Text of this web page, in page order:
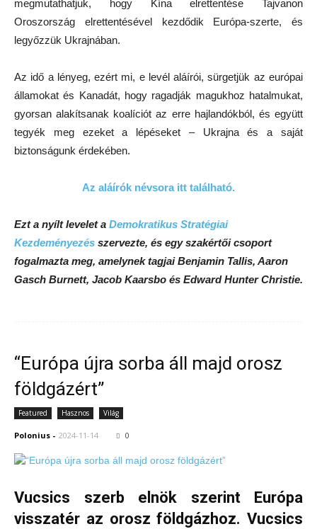
megmutathatjuk, hogy Kína elrettentése Tajvanon
Oroszország elrettentésével kezdődik Európa-szerte, és
legyőzzük Ukrajnában.
Az idő a lényeg, ezért mi, e levél aláírói, sürgetjük az európai
államokat és Kanadát, hogy ragadják magukhoz hatalmukat,
gyorsan alakítsanak koalíciót az erre hajlandókból, és együtt
tegyék meg ezeket a lépéseket – Ukrajna és a saját
biztonságunk érdekében.
Az aláírók névsora itt található.
Ezt a nyílt levelet a Demokratikus Stratégiai
Kezdeményezés szervezte, és egy szakértői csoport
fogalmazta meg, amelynek tagjai Benjamin Tallis, Aaron
Gasch Burnett, Jacob Kaarsbo és Edward Hunter Christie.
“Európa újra sorba áll majd orosz
földgázért”
Featured Hasznos Világ
Polonius - 2024-11-14 0
Vucsics szerb elnök szerint Európa
visszatér az orosz földgázhoz. Vucsics